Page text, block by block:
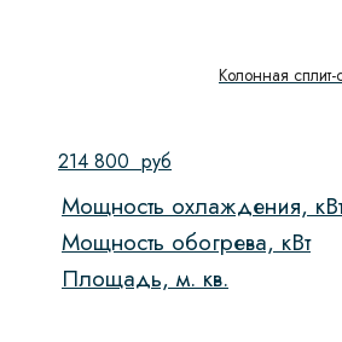
Колонная
214 800 руб
Мощность охлаждения,
Мощность обогрева, кВт
Площадь, м. кв.